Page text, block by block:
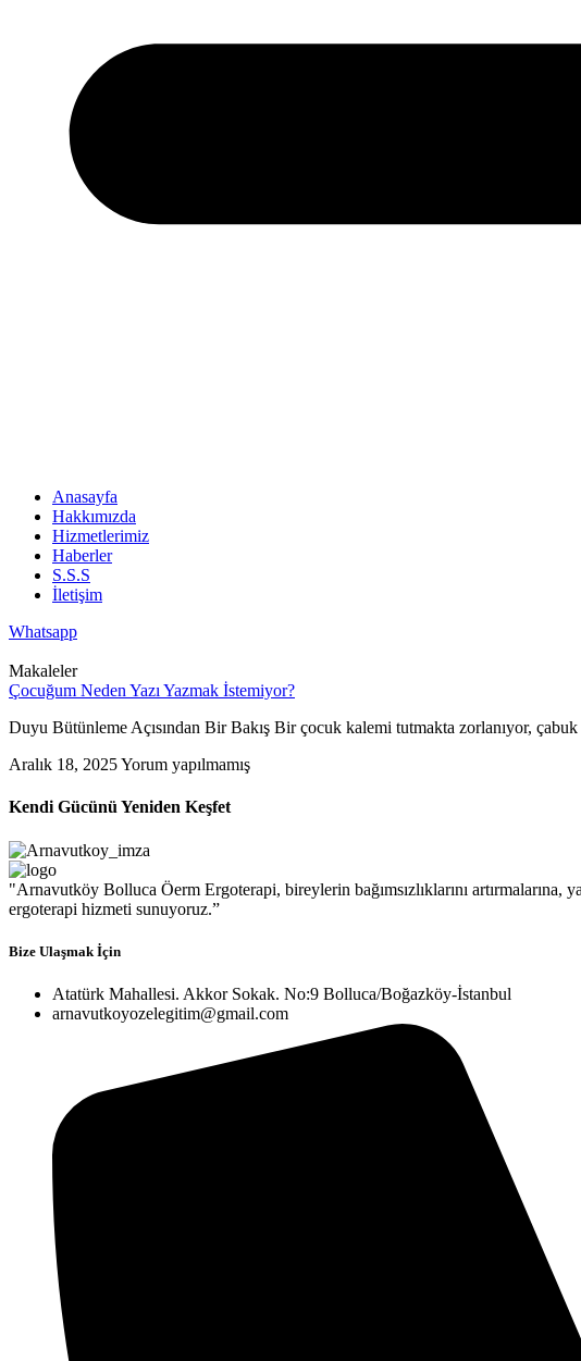
Anasayfa
Hakkımızda
Hizmetlerimiz
Haberler
S.S.S
İletişim
Whatsapp
Makaleler
Çocuğum Neden Yazı Yazmak İstemiyor?
Duyu Bütünleme Açısından Bir Bakış Bir çocuk kalemi tutmakta zorlanıyor,
Aralık 18, 2025Yorum yapılmamış
Kendi Gücünü Yeniden Keşfet
"Arnavutköy Bolluca Öerm Ergoterapi, bireylerin bağımsızlıklarını
ergoterapi hizmeti sunuyoruz.”
Bize Ulaşmak İçin
Atatürk Mahallesi. Akkor Sokak. No:9 Bolluca/Boğazköy-İstanbul
arnavutkoyozelegitim@gmail.com